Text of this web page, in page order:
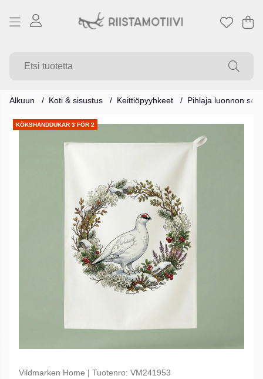
.
Alkuun Koti & sisustus Keittiöpyyhkeet Pihlaja luonnon
KÖKSHANDDUKAR 3 FÖR 2
Tuotekuvat
Vildmarken Home | Tuotenro: VM241953